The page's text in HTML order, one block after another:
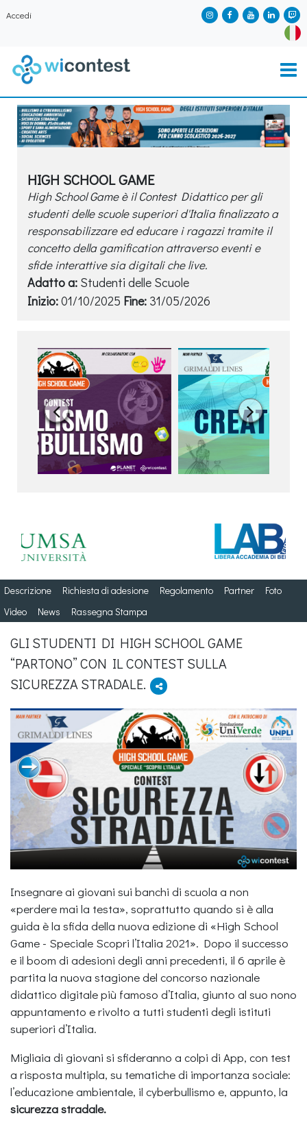
Accedi
HIGH SCHOOL GAME
High School Game è il Contest Didattico per gli
studenti delle scuole superiori d'Italia finalizzato a
responsabilizzare ed educare i ragazzi tramite il
concetto della gamification attraverso eventi e
sfide interattive sia digitali che live.
Adatto a: Studenti delle Scuole
Inizio:01/10/2025 Fine: 31/05/2026
 
Descrizione Richiesta di adesione Regolamento Partner
Foto
Video
News Rassegna Stampa
GLI STUDENTI DI HIGH SCHOOL GAME
“PARTONO” CON IL CONTEST SULLA
SICUREZZA STRADALE.
Insegnare ai giovani sui banchi di scuola a non
«perdere mai la testa», soprattutto quando si è alla
guida è la sfida della nuova edizione di «High School
Game - Speciale Scopri l’Italia 2021». Dopo il successo
e il boom di adesioni degli anni precedenti, il 6 aprile è
partita la nuova stagione del concorso nazionale
didattico digitale più famoso d’Italia, giunto al suo nono
appuntamento e rivolto a tutti studenti degli istituti
superiori d’Italia.
Migliaia di giovani si sfideranno a colpi di App, con test
a risposta multipla, su tematiche di importanza sociale:
l’educazione ambientale, il cyberbullismo e, appunto, la
sicurezza stradale.